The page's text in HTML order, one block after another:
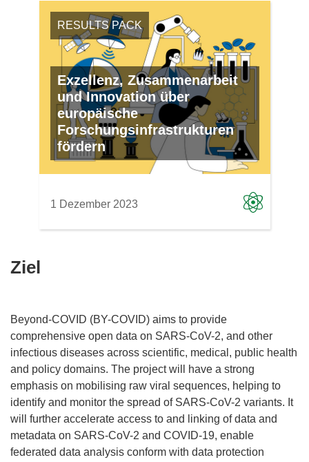
RESULTS PACK
Exzellenz, Zusammenarbeit
und Innovation über
europäische
Forschungsinfrastrukturen
fördern
1 Dezember 2023
Ziel
Beyond-COVID (BY-COVID) aims to provide
comprehensive open data on SARS-CoV-2, and other
infectious diseases across scientific, medical, public health
and policy domains. The project will have a strong
emphasis on mobilising raw viral sequences, helping to
identify and monitor the spread of SARS-CoV-2 variants. It
will further accelerate access to and linking of data and
metadata on SARS-CoV-2 and COVID-19, enable
federated data analysis conform with data protection